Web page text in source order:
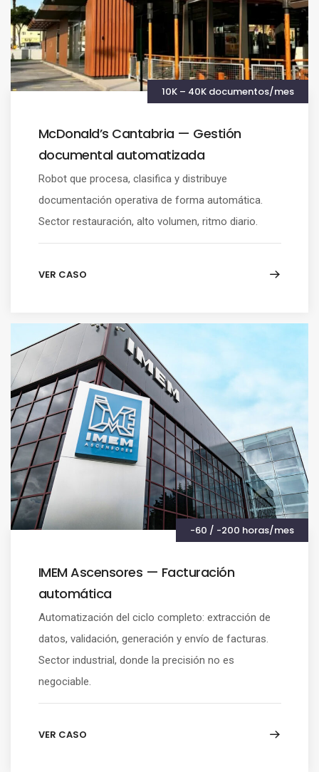
10K – 40K documentos/mes
McDonald’s Cantabria — Gestión
documental automatizada
Robot que procesa, clasifica y distribuye
documentación operativa de forma automática.
Sector restauración, alto volumen, ritmo diario.
VER CASO
-60 / -200 horas/mes
IMEM Ascensores — Facturación
automática
Automatización del ciclo completo: extracción de
datos, validación, generación y envío de facturas.
Sector industrial, donde la precisión no es
negociable.
VER CASO